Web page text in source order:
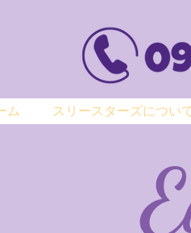
ム スリースターズについ